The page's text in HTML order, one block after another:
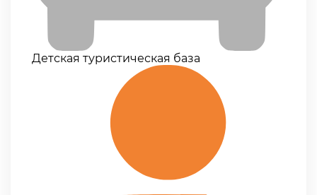
Детская туристическая база